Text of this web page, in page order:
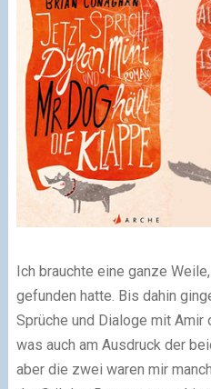
Ich brauchte eine ganze
gefunden hatte. Bis dahin
Sprüche und Dialoge mit
was auch am Ausdruck der
aber die zwei waren mir